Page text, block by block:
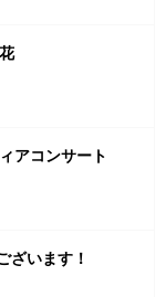
アコンサート
います！